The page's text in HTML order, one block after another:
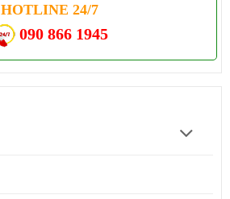
HOTLINE 24/7
090 866 1945